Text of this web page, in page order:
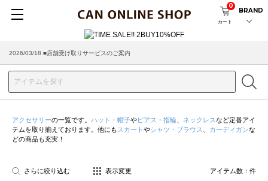
カート
0
BRAND
2026/03/18 ■店舗受け取りサービスのご案内
アクセサリーの一覧です。 ハット・帽子やピアス・指輪 ネックレスなど定番アイ
テムを取り揃えております。他にも スカート やシャツ・ブラウス カーディガンな
どの商品も充実！
さらに絞り込む 表示変更 アイテム数： 件